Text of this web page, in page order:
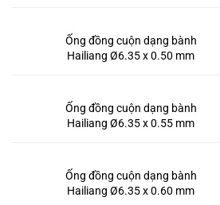
Ống đồng cuộn dạng bành
Hailiang Ø6.35 x 0.50 mm
Ống đồng cuộn dạng bành
Hailiang Ø6.35 x 0.55 mm
Ống đồng cuộn dạng bành
Hailiang Ø6.35 x 0.60 mm